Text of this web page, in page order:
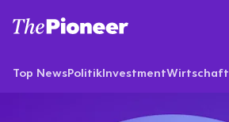
Top NewsPolitikInvestmentWirtschaft